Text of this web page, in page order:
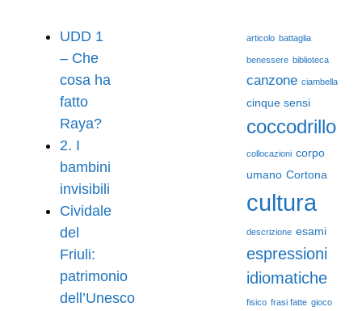
UDD 1
– Che
cosa ha
fatto
Raya?
2. I
bambini
invisibili
Cividale
del
Friuli:
patrimonio
dell’Unesco
articolo battaglia
benessere biblioteca
canzone ciambella
cinque sensi
coccodrillo
collocazioni corpo
umano Cortona
cultura
descrizione esami
espressioni
idiomatiche
fisico frasi fatte gioco